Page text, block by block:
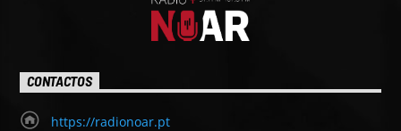
CONTACTOS
https://radionoar.pt